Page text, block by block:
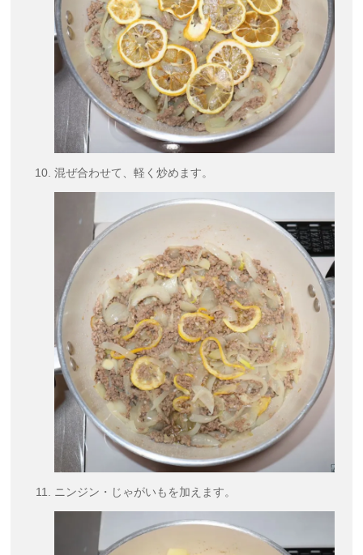
混ぜ合わせて、軽く炒めます。
ニンジン・じゃがいもを加えます。